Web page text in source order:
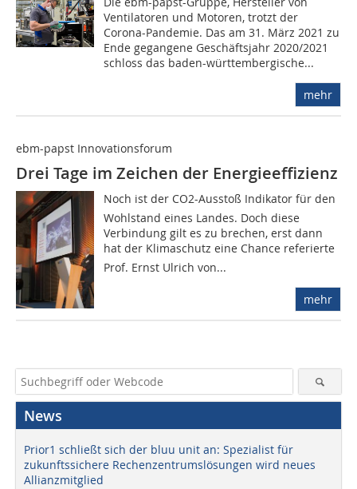
Ventilatoren und Motoren, trotzt der
Corona-Pandemie. Das am 31. März 2021 zu
Ende gegangene Geschäftsjahr 2020/2021
schloss das baden-württembergische...
mehr
ebm-papst Innovationsforum
Drei Tage im Zeichen der Energieeffizienz
Noch ist der CO2-Ausstoß Indikator für den
Wohlstand eines Landes. Doch diese
Verbindung gilt es zu brechen, erst dann
hat der Klimaschutz eine Chance referierte
Prof. Ernst Ulrich von...
mehr
News
Prior1 schließt sich der bluu unit an: Spezialist für
zukunftssichere Rechenzentrumslösungen wird neues
Allianzmitglied